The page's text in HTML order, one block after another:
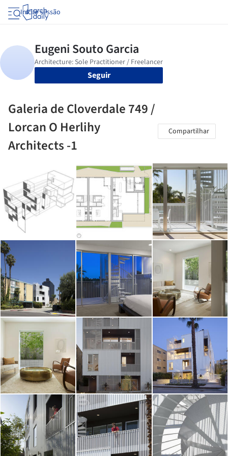
Iniciar sessão
Seguir
Galeria de Cloverdale 749 /
Lorcan O Herlihy
Architects -1
Compartilhar